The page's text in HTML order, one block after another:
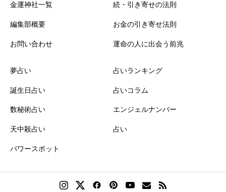
金運神社一覧
編集部概要
お問い合わせ
続・引き寄せの法則
お金の引き寄せ法則
運命の人に出会う前兆
夢占い
誕生日占い
数秘術占い
天中殺占い
パワースポット
占いランキング
占いコラム
エンジェルナンバー
占い